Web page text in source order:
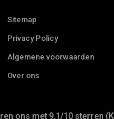
Sitemap
Privacy Policy
Algemene voorwaarden
Over ons
ons met 9,1/10 sterren